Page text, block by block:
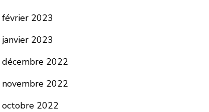
février 2023
janvier 2023
décembre 2022
novembre 2022
octobre 2022